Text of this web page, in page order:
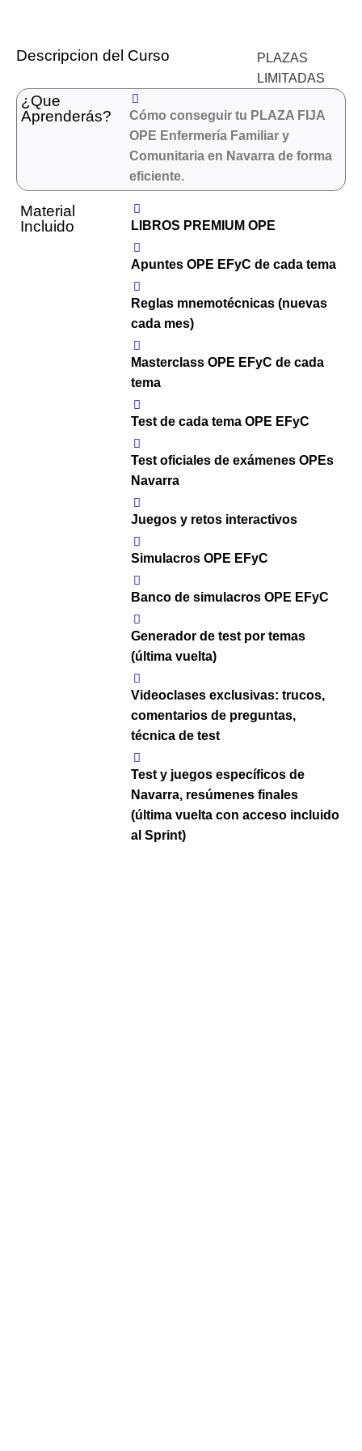
Descripcion del Curso
PLAZAS
LIMITADAS
¿Que
Aprenderás?
Cómo conseguir tu PLAZA FIJA
OPE Enfermería Familiar y
Comunitaria en Navarra de forma
eficiente.
Material
Incluido
LIBROS PREMIUM OPE
Apuntes OPE EFyC de cada tema
Reglas mnemotécnicas (nuevas
cada mes)
Masterclass OPE EFyC de cada
tema
Test de cada tema OPE EFyC
Test oficiales de exámenes OPEs
Navarra
Juegos y retos interactivos
Simulacros OPE EFyC
Banco de simulacros OPE EFyC
Generador de test por temas
(última vuelta)
Videoclases exclusivas: trucos,
comentarios de preguntas,
técnica de test
Test y juegos específicos de
Navarra, resúmenes finales
(última vuelta con acceso incluido
al Sprint)